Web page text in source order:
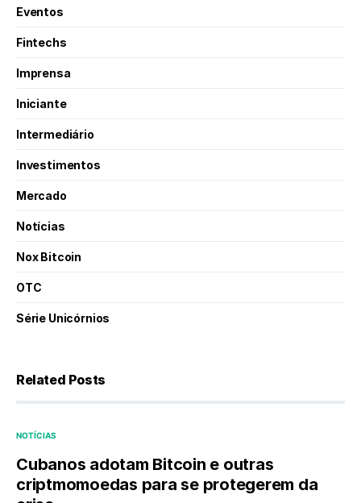
Eventos
Fintechs
Imprensa
Iniciante
Intermediário
Investimentos
Mercado
Notícias
Nox Bitcoin
OTC
Série Unicórnios
Related Posts
NOTÍCIAS
Cubanos adotam Bitcoin e outras
criptmomoedas para se protegerem da